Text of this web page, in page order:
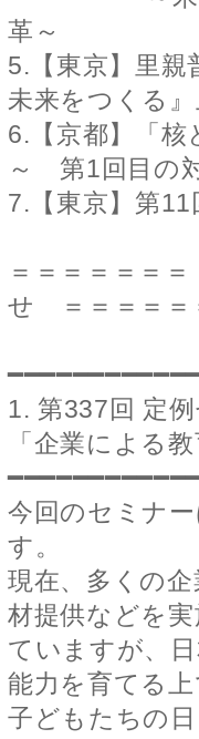
革～
5.【東京】里
未来をつくる
6.【京都】「核
～ 第1回目の
7.【東京】第
＝＝＝＝＝＝
せ ＝＝＝＝＝
1. 第337回 定
「企業による
今回のセミナ
す。
現在、多くの
材提供などを
ていますが、
能力を育てる
子どもたちの